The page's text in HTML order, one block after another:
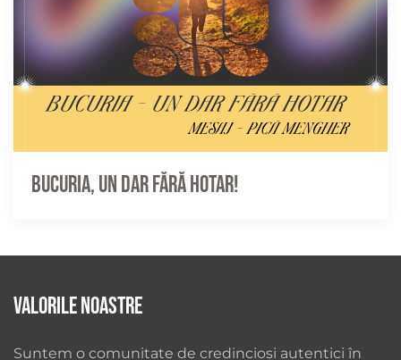
Bucuria, un dar fără hotar!
Valorile noastre
Suntem o comunitate de credincioși autentici în